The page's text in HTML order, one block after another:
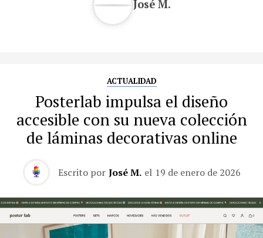
José M.
ACTUALIDAD
Posterlab impulsa el diseño
accesible con su nueva colección
de láminas decorativas online
Escrito por José M. el 19 de enero de 2026